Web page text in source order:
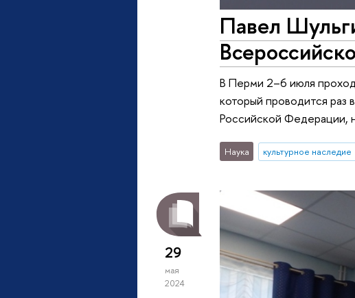
Павел
В Перми 2–6 июля
который проводится раз
Российской Федерации,
Наука культурное наследие
29
мая
2024